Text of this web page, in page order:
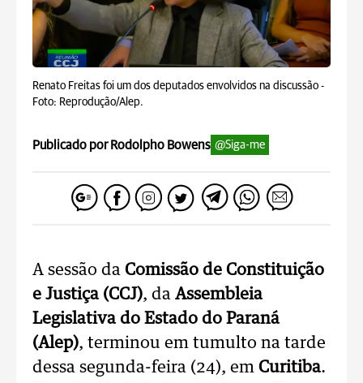
Renato Freitas foi um dos deputados envolvidos na discussão -
Foto: Reprodução/Alep.
Publicado por Rodolpho Bowens @Siga-me
A sessão da Comissão de Constituição
e Justiça (CCJ), da Assembleia
Legislativa do Estado do Paraná
(Alep), terminou em tumulto na tarde
dessa segunda-feira (24), em Curitiba.